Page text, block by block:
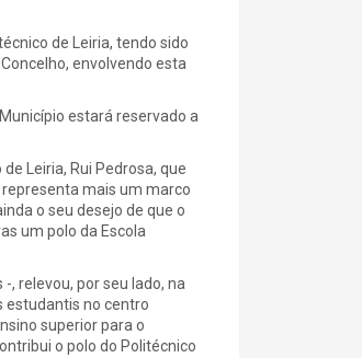
de Leiria, tendo sido
envolvendo esta
estará reservado a
Leiria, Rui Pedrosa, que
mais um marco
o seu desejo de que o
um polo da Escola
, relevou, por seu lado, na
estudantis no centro
superior para o
o polo do Politécnico